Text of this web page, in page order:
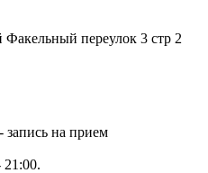
переулок 3 стр 2